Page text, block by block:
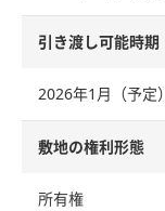
引き渡し可能時期
2026年1月（予定）
敷地の権利形態
所有権